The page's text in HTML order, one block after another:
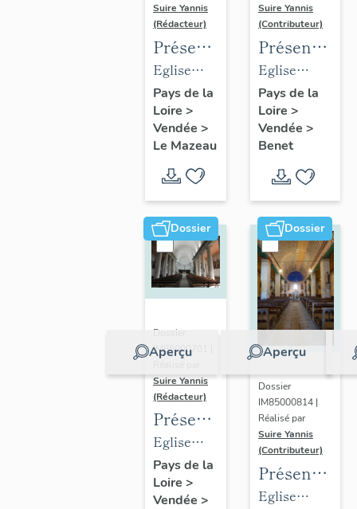
Suire Yannis
(Rédacteur)
Présentation
des
objets
mobiliers
de
du
Mazeau
Eglise
Notre-
Dame de
l'Immaculée
du
Mazeau
Pays de la
Loire >
Vendée >
Le Mazeau
Suire Yannis
(Contributeur)
Présentation
des
objets
mobiliers
de
Sainte-
Eulalie
de Benet
Eglise
paroissiale
Sainte-
Eulalie de
Pays de la
Loire >
Vendée >
Benet
Dossier
Aperçu
Dossier
IM85000701 |
Suire Yannis
(Rédacteur)
Présentation
des
objets
mobiliers
Eglise
paroissiale
Saint-
Pays de la
Loire >
Vendée >
Dossier
Aperçu
Dossier
IM85000814 |
Réalisé par
Suire Yannis
(Contributeur)
Présentation
des
Eglise